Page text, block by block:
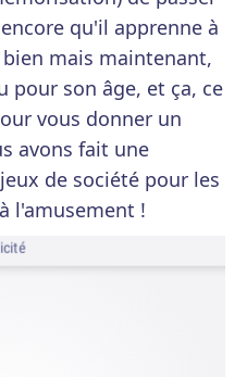
qu'il apprenne à
mais maintenant,
pour son âge, et ça, ce
vous donner un
avons fait une
de société pour les
l'amusement !